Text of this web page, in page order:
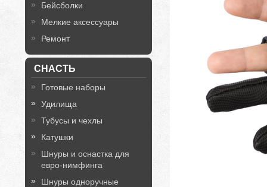
Бейсболки
Мелкие аксессуары
Ремонт
СНАСТЬ
Готовые наборы
Удилища
Тубусы и чехлы
Катушки
Шнуры и оснастка для
евро-нимфинга
Шнуры одноручные